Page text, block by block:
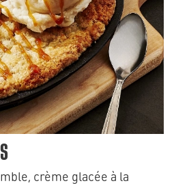
crème glacée à la